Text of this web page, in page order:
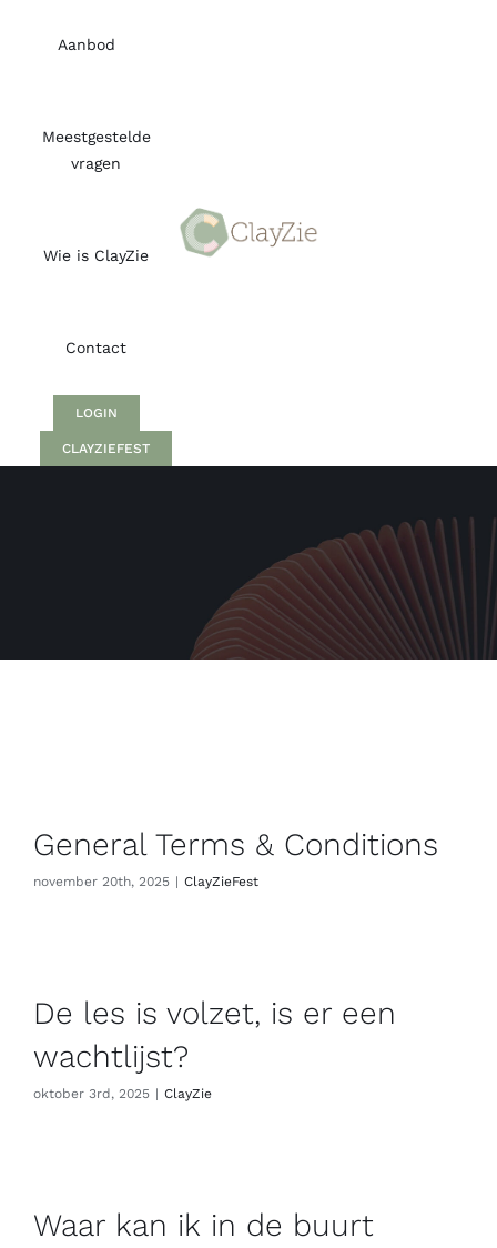
Aanbod
Meestgestelde
vragen
Wie is ClayZie
Contact
LOGIN
CLAYZIEFEST
General Terms & Conditions
november 20th, 2025 | ClayZieFest
De les is volzet, is er een
wachtlijst?
oktober 3rd, 2025 | ClayZie
Waar kan ik in de buurt